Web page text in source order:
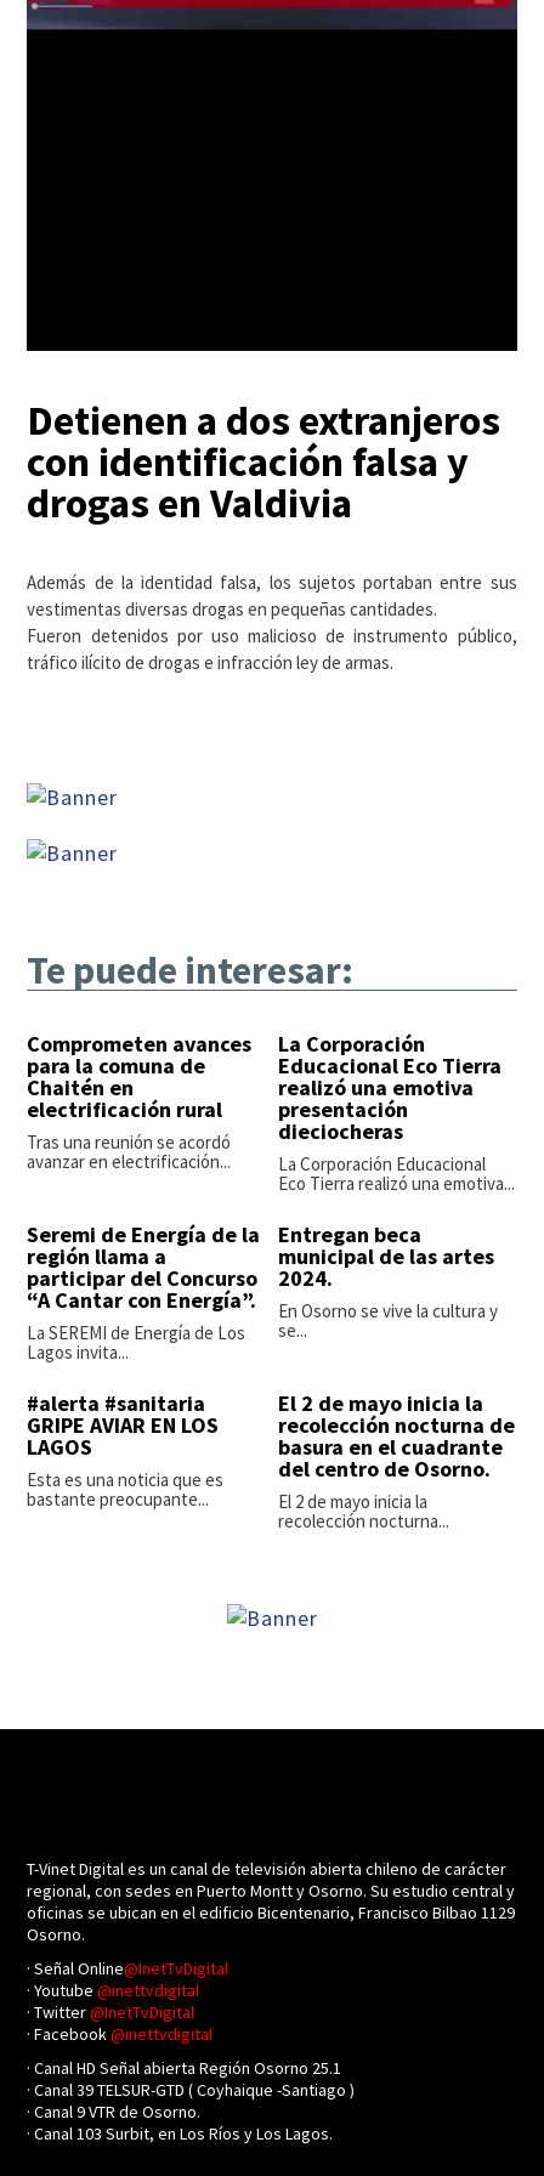
Detienen a dos extranjeros
con identificación falsa y
drogas en Valdivia
Además de la identidad falsa, los sujetos portaban entre sus
vestimentas diversas drogas en pequeñas cantidades.
Fueron detenidos por uso malicioso de instrumento público,
tráfico ilícito de drogas e infracción ley de armas.
Te puede interesar:
Comprometen avances
para la comuna de
Chaitén en
electrificación rural
Tras una reunión se acordó
avanzar en electrificación...
La Corporación
Educacional Eco Tierra
realizó una emotiva
presentación
dieciocheras
La Corporación Educacional
Eco Tierra realizó una emotiva...
Seremi de Energía de la
región llama a
participar del Concurso
“A Cantar con Energía”.
La SEREMI de Energía de Los
Lagos invita...
Entregan beca
municipal de las artes
2024.
En Osorno se vive la cultura y
se...
#alerta #sanitaria
GRIPE AVIAR EN LOS
LAGOS
Esta es una noticia que es
bastante preocupante...
El 2 de mayo inicia la
recolección nocturna de
basura en el cuadrante
del centro de Osorno.
El 2 de mayo inicia la
recolección nocturna...
T-Vinet Digital es un canal de televisión abierta chileno de carácter
regional, con sedes en Puerto Montt y Osorno. Su estudio central y
oficinas se ubican en el edificio Bicentenario, Francisco Bilbao 1129
Osorno.
· Señal Online@InetTvDigital
· Youtube@inettvdigital
· Twitter@InetTvDigital
· Facebook@inettvdigital
· Canal HD Señal abierta Región Osorno 25.1
· Canal 39 TELSUR-GTD ( Coyhaique -Santiago )
· Canal 9 VTR de Osorno.
· Canal 103 Surbit, en Los Ríos y Los Lagos.